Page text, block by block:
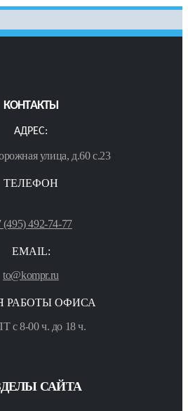
КОНТАКТЫ
АДРЕС:
улица, д.60 с.23
ТЕЛЕФОН
(495) 492-74-77
EMAIL:
to@kompr.ru
РАБОТЫ ОФИСА
с 8-00 ч. до 18 ч.
САЙТА